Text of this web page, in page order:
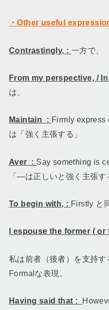
・Other useful
Contrastingly, : 一方で、
From my perspective, /
は、
Maintain : Firmly express
は「強く主張する」
Aver : Say something is
「―は正しいと強く主張す
To begin with, : Firstly と
I espouse the former ( or
私は前者（後者）を支持
Formalな表現。
Having said that :